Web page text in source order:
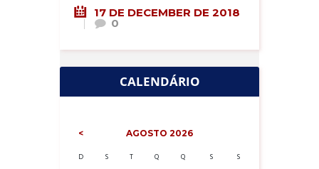
17 DE DECEMBER DE 2018
0
CALENDÁRIO
AGOSTO 2026
D S T Q Q S S